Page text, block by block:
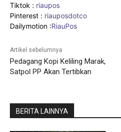
Tiktok : riaupos
Pinterest : riauposdotco
Dailymotion :RiauPos
Artikel sebelumnya
Pedagang Kopi Keliling Marak,
Satpol PP Akan Tertibkan
BERITA LAINNYA